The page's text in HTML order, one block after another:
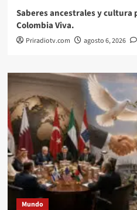
Saberes ancestrales y
Colombia Viva.
Priradiotv.com agosto 6, 2026
Mundo